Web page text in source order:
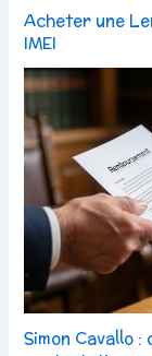
Acheter une
IMEI
Simon Cavallo